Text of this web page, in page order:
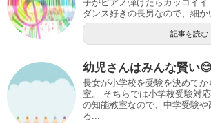
子がピアノ弾けたらカッコイイ
ダンス好きの長男なので、細か
記事を読む
幼児さんはみんな賢い😊
長女が小学校を受験を決めて
室。 そちらでは小学校受験対
の知能教室なので、中学受験や
る...